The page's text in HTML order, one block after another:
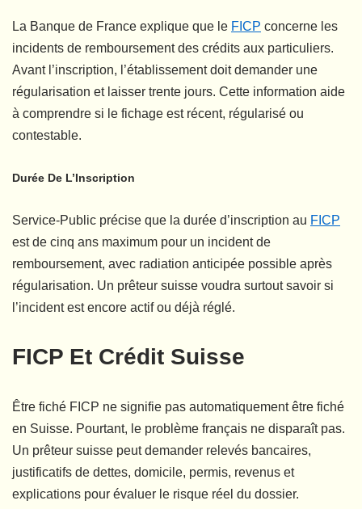
La Banque de France explique que le FICP concerne les
incidents de remboursement des crédits aux particuliers.
Avant l’inscription, l’établissement doit demander une
régularisation et laisser trente jours. Cette information aide
à comprendre si le fichage est récent, régularisé ou
contestable.
Durée De L’Inscription
Service-Public précise que la durée d’inscription au FICP
est de cinq ans maximum pour un incident de
remboursement, avec radiation anticipée possible après
régularisation. Un prêteur suisse voudra surtout savoir si
l’incident est encore actif ou déjà réglé.
FICP Et Crédit Suisse
Être fiché FICP ne signifie pas automatiquement être fiché
en Suisse. Pourtant, le problème français ne disparaît pas.
Un prêteur suisse peut demander relevés bancaires,
justificatifs de dettes, domicile, permis, revenus et
explications pour évaluer le risque réel du dossier.